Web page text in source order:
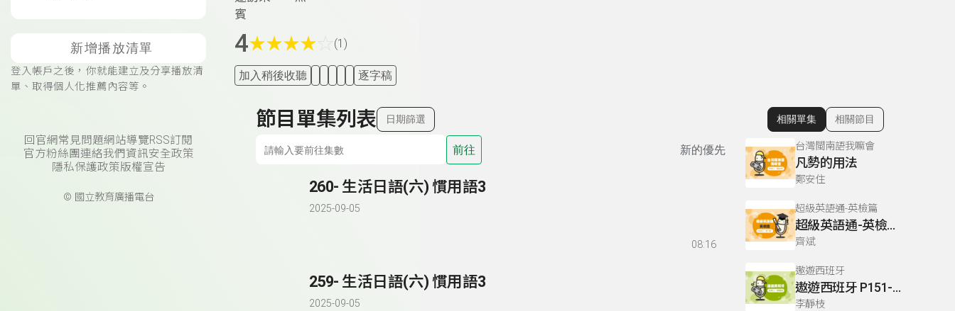
新增播放清單
登入帳戶之後，你就能建立及分享播放清
單、取得個人化推薦內容等。
回官網常見問題網站導覽RSS訂閱
官方粉絲團連絡我們 資訊安全政策
隱私保護政策版權宣告
© 國立教育廣播電台
賓
4★★★★ (1)
加入稍後收聽 逐字稿
節目單集列表 日期篩選
前往 新的優先
260- 生活日語(六) 慣用語3
2025-09-05
08:16
259- 生活日語(六) 慣用語3
2025-09-05
顯示相關單集
相關單集 相關節目
台灣閩南語我嘛會
凡勢的用法
鄭安住
超級英語通-英檢篇
超級英語通-英檢篇 049 Reading閱讀-4
齊斌
遨遊西班牙
遨遊西班牙 P151-152
李靜枝